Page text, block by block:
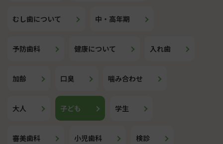
むし歯について 中・高年期
予防歯科 健康について 入れ歯
加齢 口臭 噛み合わせ
大人 子ども 学生
審美歯科 小児歯科 検診